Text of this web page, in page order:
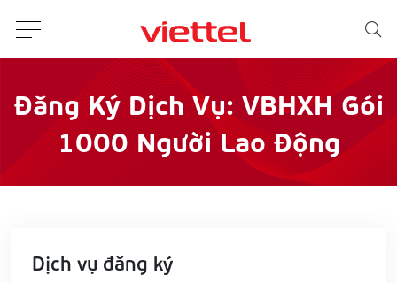
Đăng Ký Dịch Vụ: VBHXH Gói
1000 Người Lao Động
Dịch vụ đăng ký